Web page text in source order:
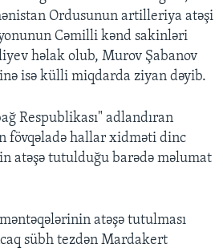
Ordusunun artilleriya atəşi
Cəmilli kənd sakinləri
həlak olub, Murov Şabanov
isə külli miqdarda ziyan dəyib.
Respublikası" adlandıran
fövqəladə hallar xidməti dinc
atəşə tutulduğu barədə məlumat
məntəqələrinin atəşə tutulması
sübh tezdən Mardakert